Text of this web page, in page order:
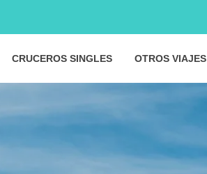
CRUCEROS SINGLES OTROS VIAJES